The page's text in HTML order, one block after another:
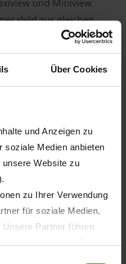
Über Cookies
und Anzeigen zu
soziale Medien anbieten
Website zu
zu Ihrer Verwendung
für soziale Medien,
Partner führen
und Miniview.
zur gleichen
Alternative zu den
Touchscreen-Monitor
digitale
Maschinen zu
dargestellt werden –
mehr
während des
ist die